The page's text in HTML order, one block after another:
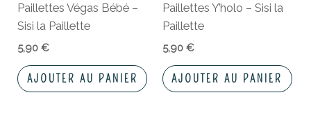
Paillettes Végas Bébé –
Sisi la Paillette
5,90€
AJOUTER AU PANIER
Paillettes Y’holo – Sisi la
Paillette
5,90 €
AJOUTER AU PANIER